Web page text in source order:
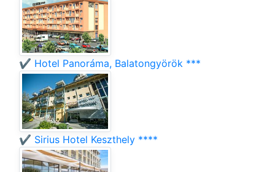
✔️ Hotel Panoráma, Balatongyörök ***
✔️ Sirius Hotel Keszthely ****